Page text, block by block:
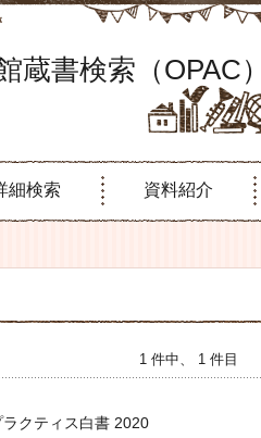
蔵書検索（OPAC）
細検索 資料紹介
1 件中、 1 件目
クティス白書 2020